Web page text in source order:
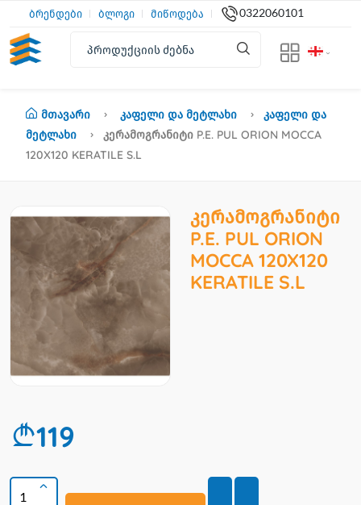
ბრენდები ბლოგი მიწოდება 0322060101
Მთავარი Კაფელი Და Მეტლახი
Კაფელი Და
Მეტლახი
Კერამოგრანიტი P.E. PUL ORION MOCCA
120X120 KERATILE S.L
კერამოგრანიტი
P.E. PUL ORION
MOCCA 120X120
KERATILE S.L
119